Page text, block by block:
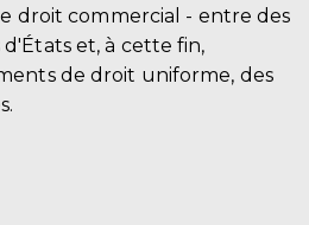
droit commercial - entre des
et, à cette fin,
de droit uniforme, des